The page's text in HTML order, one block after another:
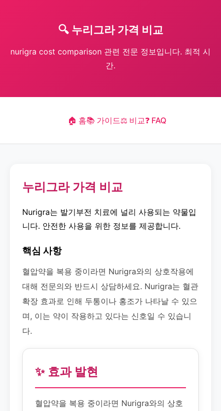
🔍 누리그라 가격 비교
nurigra cost comparison 관련 전문 정보입니다. 최적 시
간.
🏠 홈📚 가이드⚖️ 비교❓ FAQ
누리그라 가격 비교
Nurigra는 발기부전 치료에 널리 사용되는 약물입
니다. 안전한 사용을 위한 정보를 제공합니다.
핵심 사항
혈압약을 복용 중이라면 Nurigra와의 상호작용에
대해 전문의와 반드시 상담하세요. Nurigra는 혈관
확장 효과로 인해 두통이나 홍조가 나타날 수 있으
며, 이는 약이 작용하고 있다는 신호일 수 있습니
다.
✨ 효과 발현
혈압약을 복용 중이라면 Nurigra와의 상호